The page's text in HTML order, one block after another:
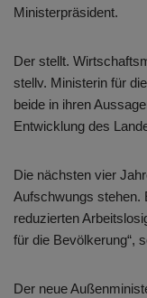
Ministerpräsident.
Der stellt.
stellv. Ministerin für
beide in ihren
Entwicklung des
Die nächsten vier
Aufschwungs stehen.
reduzierten
für die Bevölkerung“,
Der neue